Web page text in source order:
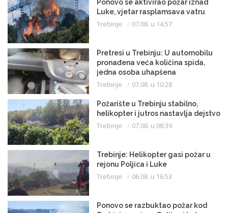
Ponovo se aktivirao požar iznad
Luke, vjetar rasplamsava vatru
Trebinje 07.08. u 14:57
Pretresi u Trebinju: U automobilu
pronađena veća količina spida,
jedna osoba uhapšena
Trebinje 07.08. u 10:28
Požarište u Trebinju stabilno,
helikopter i jutros nastavlja dejstvo
Trebinje 07.08. u 08:39
Trebinje: Helikopter gasi požar u
rejonu Poljica i Luke
Trebinje 06.08. u 16:53
Ponovo se razbuktao požar kod